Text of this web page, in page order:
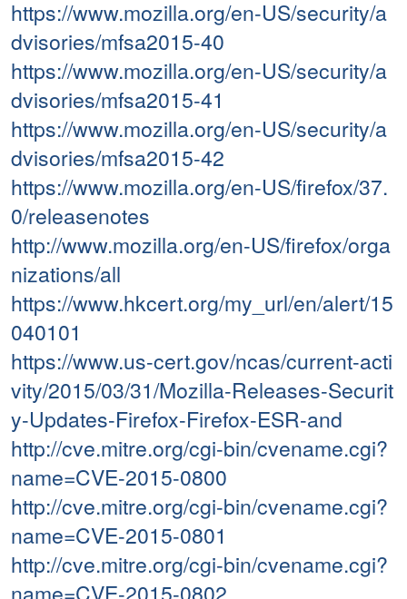
https://www.mozilla.org/en-US/security/a
dvisories/mfsa2015-40
https://www.mozilla.org/en-US/security/a
dvisories/mfsa2015-41
https://www.mozilla.org/en-US/security/a
dvisories/mfsa2015-42
https://www.mozilla.org/en-US/firefox/37.
0/releasenotes
http://www.mozilla.org/en-US/firefox/orga
nizations/all
https://www.hkcert.org/my_url/en/alert/15
040101
https://www.us-cert.gov/ncas/current-acti
vity/2015/03/31/Mozilla-Releases-Securit
y-Updates-Firefox-Firefox-ESR-and
http://cve.mitre.org/cgi-bin/cvename.cgi?
name=CVE-2015-0800
http://cve.mitre.org/cgi-bin/cvename.cgi?
name=CVE-2015-0801
http://cve.mitre.org/cgi-bin/cvename.cgi?